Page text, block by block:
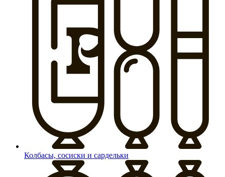
Колбасы, сосиски и сардельки